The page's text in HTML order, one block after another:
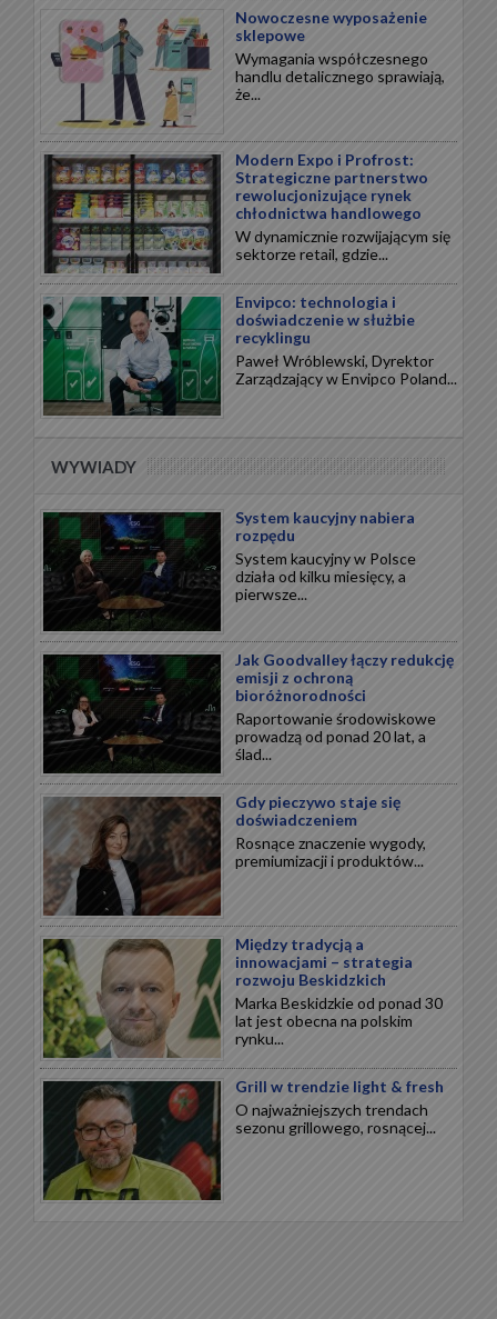
Nowoczesne wyposażenie
sklepowe
Wymagania współczesnego
handlu detalicznego sprawiają,
że...
Modern Expo i Profrost:
Strategiczne partnerstwo
rewolucjonizujące rynek
chłodnictwa handlowego
W dynamicznie rozwijającym się
sektorze retail, gdzie...
Envipco: technologia i
doświadczenie w służbie
recyklingu
Paweł Wróblewski, Dyrektor
Zarządzający w Envipco Poland...
WYWIADY
System kaucyjny nabiera
rozpędu
System kaucyjny w Polsce
działa od kilku miesięcy, a
pierwsze...
Jak Goodvalley łączy redukcję
emisji z ochroną
bioróżnorodności
Raportowanie środowiskowe
prowadzą od ponad 20 lat, a
ślad...
Gdy pieczywo staje się
doświadczeniem
Rosnące znaczenie wygody,
premiumizacji i produktów...
Między tradycją a
innowacjami – strategia
rozwoju Beskidzkich
Marka Beskidzkie od ponad 30
lat jest obecna na polskim
rynku...
Grill w trendzie light & fresh
O najważniejszych trendach
sezonu grillowego, rosnącej...